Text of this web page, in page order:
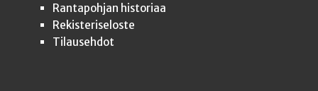
Ran­ta­poh­jan historiaa
Rekis­te­ri­se­los­te
Tilauseh­dot